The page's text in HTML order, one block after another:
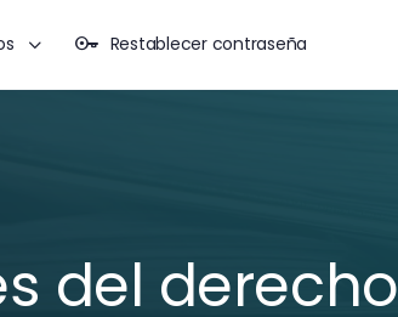
Restablecer contraseña
del derecho